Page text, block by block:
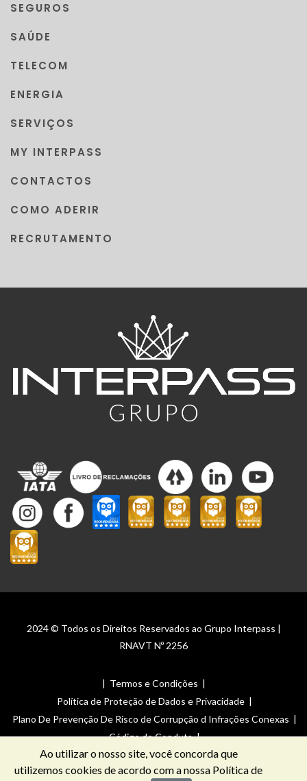
SEGUROS
SAÚDE
TELECOM
ENERGIA
SERVIÇOS
MY INTERPASS
CONTACTOS
COMO ADERIR
RECRUTAMENTO
2024 © Todos os Direitos Reservados ao Grupo Interpass |
RNAVT Nº 2256
| Termos e Condições |
Política de Proteção de Dados e Privacidade |
Plano De Prevenção De Risco de Corrupção d Infrações Conexas |
Código de Conduta|
Canal de Denúncias _ Plano De Prevenção De Risco de Corrupção
de Infrações Conexas
Ao utilizar o nosso site, você concorda que
utilizemos cookies de acordo com a nossa Política de